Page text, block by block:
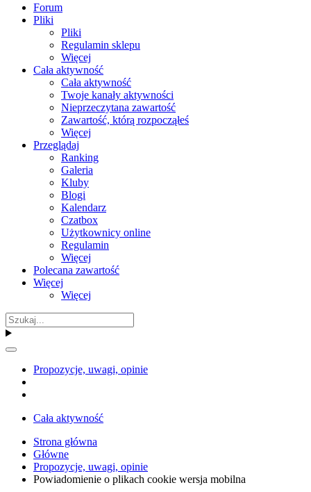
Forum
Pliki
Pliki
Regulamin sklepu
Więcej
Cała aktywność
Cała aktywność
Twoje kanały aktywności
Nieprzeczytana zawartość
Zawartość, którą rozpocząłeś
Więcej
Przeglądaj
Ranking
Galeria
Kluby
Blogi
Kalendarz
Czatbox
Użytkownicy online
Regulamin
Więcej
Polecana zawartość
Więcej
Więcej
Propozycje, uwagi, opinie
Cała aktywność
Strona główna
Główne
Propozycje, uwagi, opinie
Powiadomienie o plikach cookie wersja mobilna